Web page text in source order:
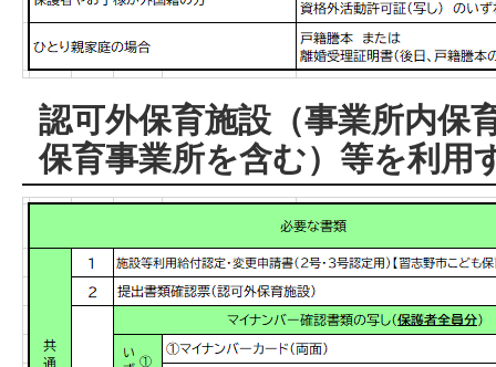
認可外保育施設（事業所内保
保育事業所を含む）等を利用